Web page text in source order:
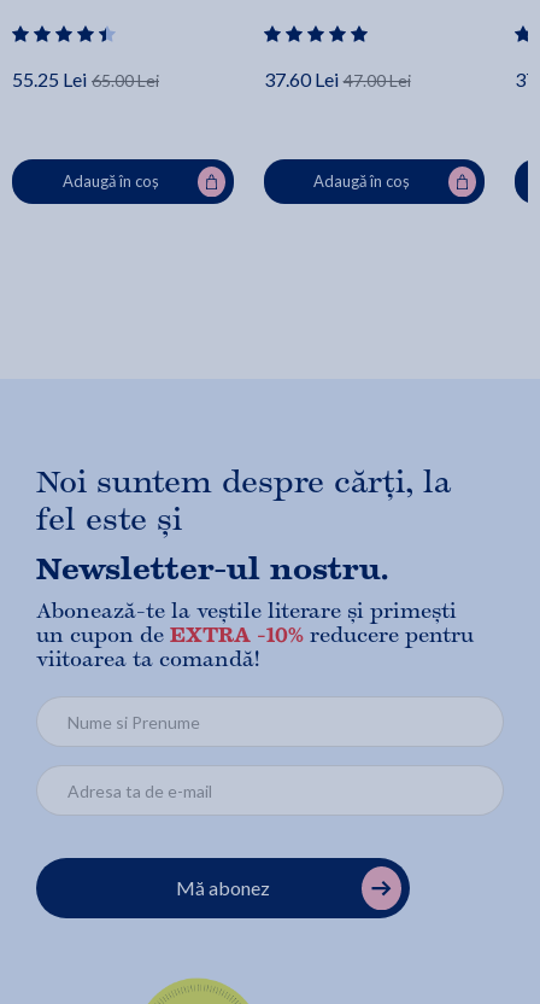
55.25 Lei 65.00 Lei
Adaugă în coș
37.60 Lei 47.00 Lei
Adaugă în coș
Noi suntem despre cărți, la
fel este și
Newsletter-ul nostru.
Abonează-te la veștile literare și primești
un cupon de EXTRA -10% reducere pentru
viitoarea ta comandă!
Mă abonez